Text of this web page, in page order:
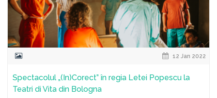
12 Jan 2022
Spectacolul „(In)Corect” în regia Letei Popescu la
Teatri di Vita din Bologna